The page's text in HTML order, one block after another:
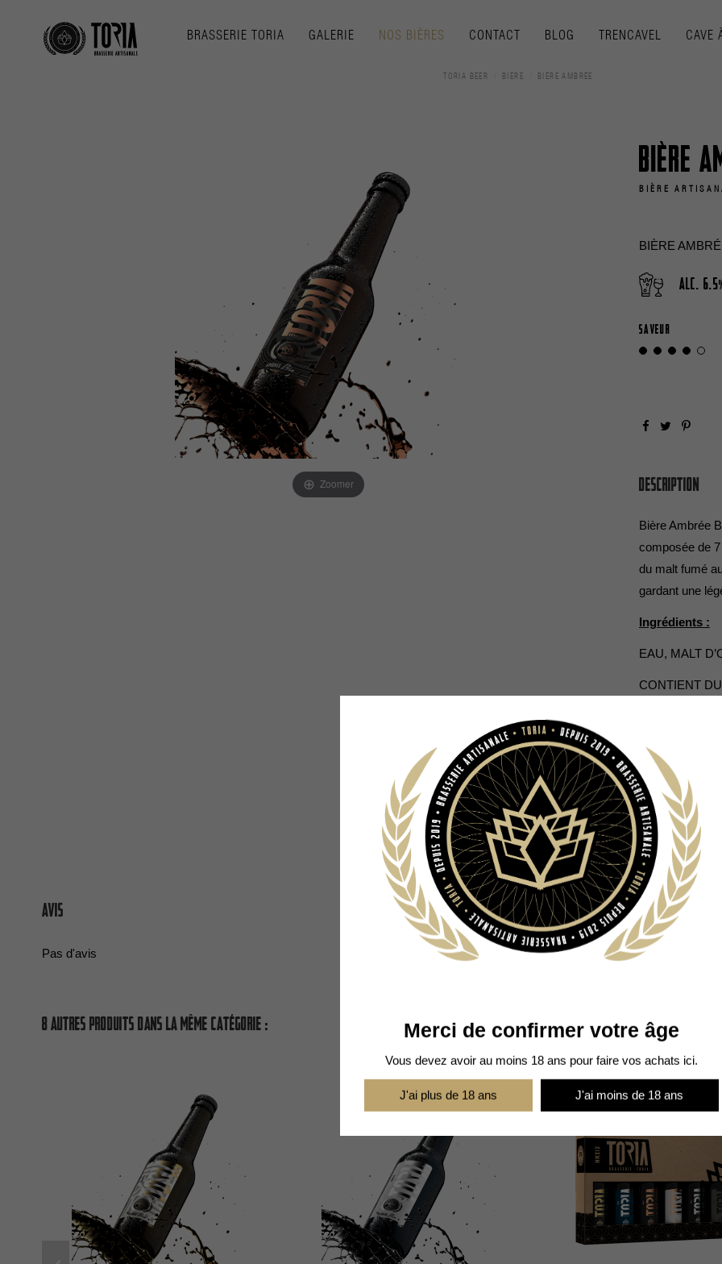
Merci de confirmer votre âge
Vous devez avoir au moins 18 ans pour faire vos achats ici.
J'ai plus de 18 ans J'ai moins de 18 ans
BRASSERIE TORIA GALERIE NOS BIÈRES CONTACT BLOG TRENCAVEL CAVE
TORIA BEER BIÈRE BIÈRE AMBRÉE
Zoomer
Bière
BIÈRE
BIÈRE
Alc. 6.5
SAVEUR
Description
Bière Ambrée
composée de
du malt fumé
gardant une
Ingrédients :
EAU, MALT
CONTIENT
*ingrédients
Bouteille de
Détails du
Avis
Pas d'avis
8 autres produits dans la même catégorie :